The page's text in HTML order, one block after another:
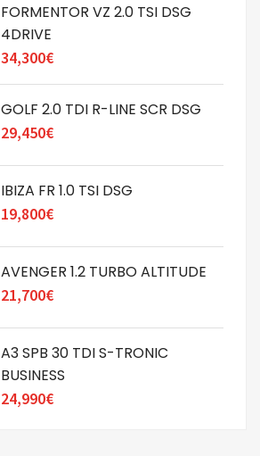
FORMENTOR VZ 2.0 TSI DSG
4DRIVE
34,300€
GOLF 2.0 TDI R-LINE SCR DSG
29,450€
IBIZA FR 1.0 TSI DSG
19,800€
AVENGER 1.2 TURBO ALTITUDE
21,700€
A3 SPB 30 TDI S-TRONIC
BUSINESS
24,990€